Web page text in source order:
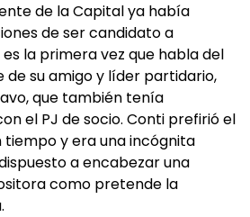
de la Capital ya había
de ser candidato a
es la primera vez que habla del
su amigo y líder partidario,
que también tenía
el PJ de socio. Conti prefirió el
tiempo y era una incógnita
a encabezar una
como pretende la